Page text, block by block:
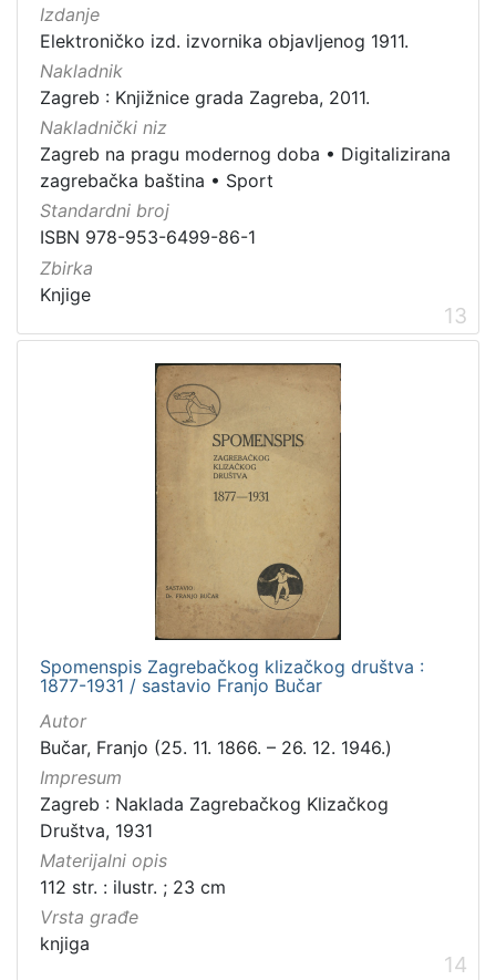
Izdanje
Elektroničko izd. izvornika objavljenog 1911.
Nakladnik
Zagreb : Knjižnice grada Zagreba, 2011.
Nakladnički niz
Zagreb na pragu modernog doba • Digitalizirana
zagrebačka baština • Sport
Standardni broj
ISBN 978-953-6499-86-1
Zbirka
Knjige
13
Spomenspis Zagrebačkog klizačkog društva :
1877-1931 / sastavio Franjo Bučar
Autor
Bučar, Franjo (25. 11. 1866. – 26. 12. 1946.)
Impresum
Zagreb : Naklada Zagrebačkog Klizačkog
Društva, 1931
Materijalni opis
112 str. : ilustr. ; 23 cm
Vrsta građe
knjiga
14